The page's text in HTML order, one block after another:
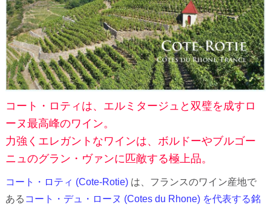
コート・ロティは、エルミタージュと双璧を成すロ
ーヌ最高峰のワイン。
力強くエレガントなワインは、ボルドーやブルゴー
ニュのグラン・ヴァンに匹敵する極上品。
コート・ロティ (Cote-Rotie) は、フランスのワイン産地で
ある コート・デュ・ローヌ (Cotes du Rhone) を代表する銘